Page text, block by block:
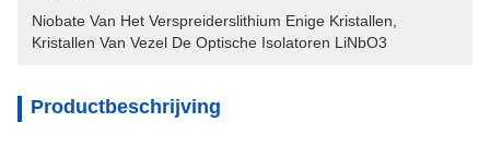
Niobate Van Het Verspreiderslithium Enige Kristallen
Kristallen Van Vezel De Optische Isolatoren LiNbO3
Productbeschrijving